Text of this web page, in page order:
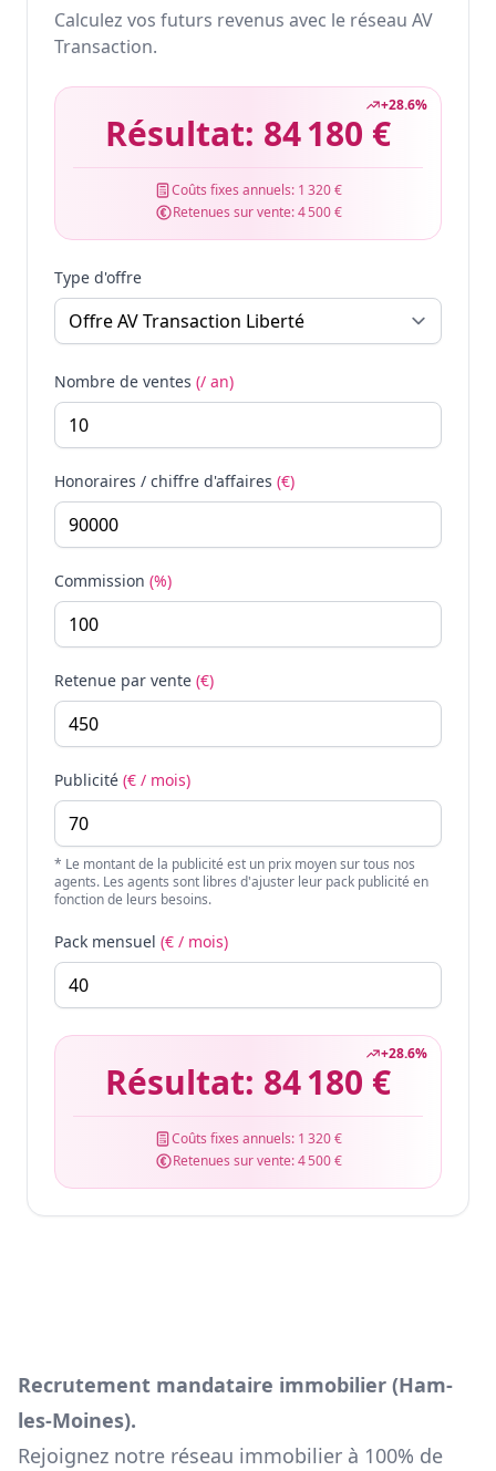
Calculez vos futurs revenus avec le réseau AV
Transaction.
+28.6%
Résultat: 84 180 €
Coûts fixes annuels: 1 320 €
Retenues sur vente:4 500 €
Type d'offre
Nombre de ventes (/ an)
Honoraires / chiffre d'affaires (€)
Commission (%)
Retenue par vente (€)
Publicité (€ / mois)
* Le montant de la publicité est un prix moyen sur tous nos
agents. Les agents sont libres d'ajuster leur pack publicité en
fonction de leurs besoins.
Pack mensuel (€ / mois)
+28.6%
Résultat: 84 180 €
Coûts fixes annuels: 1 320 €
Retenues sur vente:4 500 €
Recrutement mandataire immobilier (Ham-
les-Moines).
Rejoignez notre réseau immobilier à 100% de